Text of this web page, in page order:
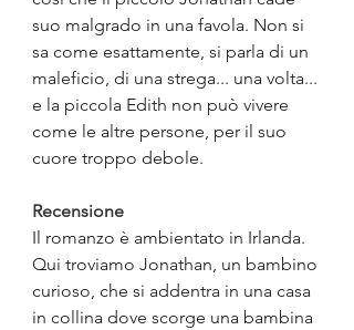
suo malgrado in una favola. Non si
sa come esattamente, si parla di un
maleficio, di una strega... una volta...
e la piccola Edith non può vivere
come le altre persone, per il suo
cuore troppo debole.
Recensione
Il romanzo è ambientato in Irlanda.
Qui troviamo Jonathan, un bambino
curioso, che si addentra in una casa
in collina dove scorge una bambina